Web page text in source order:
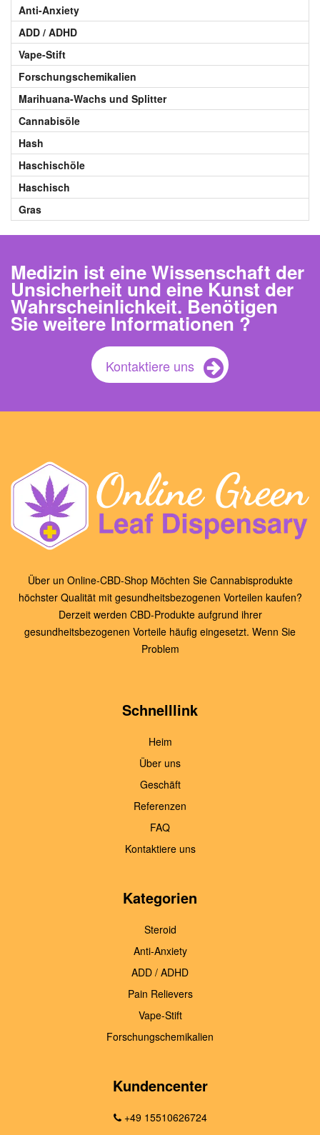
Anti-Anxiety
ADD / ADHD
Vape-Stift
Forschungschemikalien
Marihuana-Wachs und Splitter
Cannabisöle
Hash
Haschischöle
Haschisch
Gras
Medizin ist eine Wissenschaft der
Unsicherheit und eine Kunst der
Wahrscheinlichkeit. Benötigen
Sie weitere Informationen ?
Kontaktiere uns
Über un Online-CBD-Shop Möchten Sie Cannabisprodukte
höchster Qualität mit gesundheitsbezogenen Vorteilen kaufen?
Derzeit werden CBD-Produkte aufgrund ihrer
gesundheitsbezogenen Vorteile häufig eingesetzt. Wenn Sie
Problem
Schnelllink
Heim
Über uns
Geschäft
Referenzen
FAQ
Kontaktiere uns
Kategorien
Steroid
Anti-Anxiety
ADD / ADHD
Pain Relievers
Vape-Stift
Forschungschemikalien
Kundencenter
+49 15510626724